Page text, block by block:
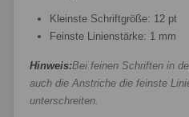
Kleinste Schriftgröße: 12 pt
Feinste Linienstärke: 1 mm
Hinweis:Bei feinen Schriften in
auch die Anstriche die feinste
unterschreiten.